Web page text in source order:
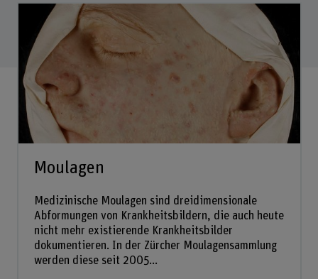
Moulagen
Medizinische Moulagen sind dreidimensionale
Abformungen von Krankheitsbildern, die auch heute
nicht mehr existierende Krankheitsbilder
dokumentieren. In der Zürcher Moulagensammlung
werden diese seit 2005...